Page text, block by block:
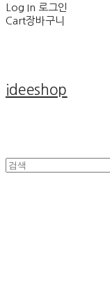
Log In 로그인
Cart장바구니
ideeshop